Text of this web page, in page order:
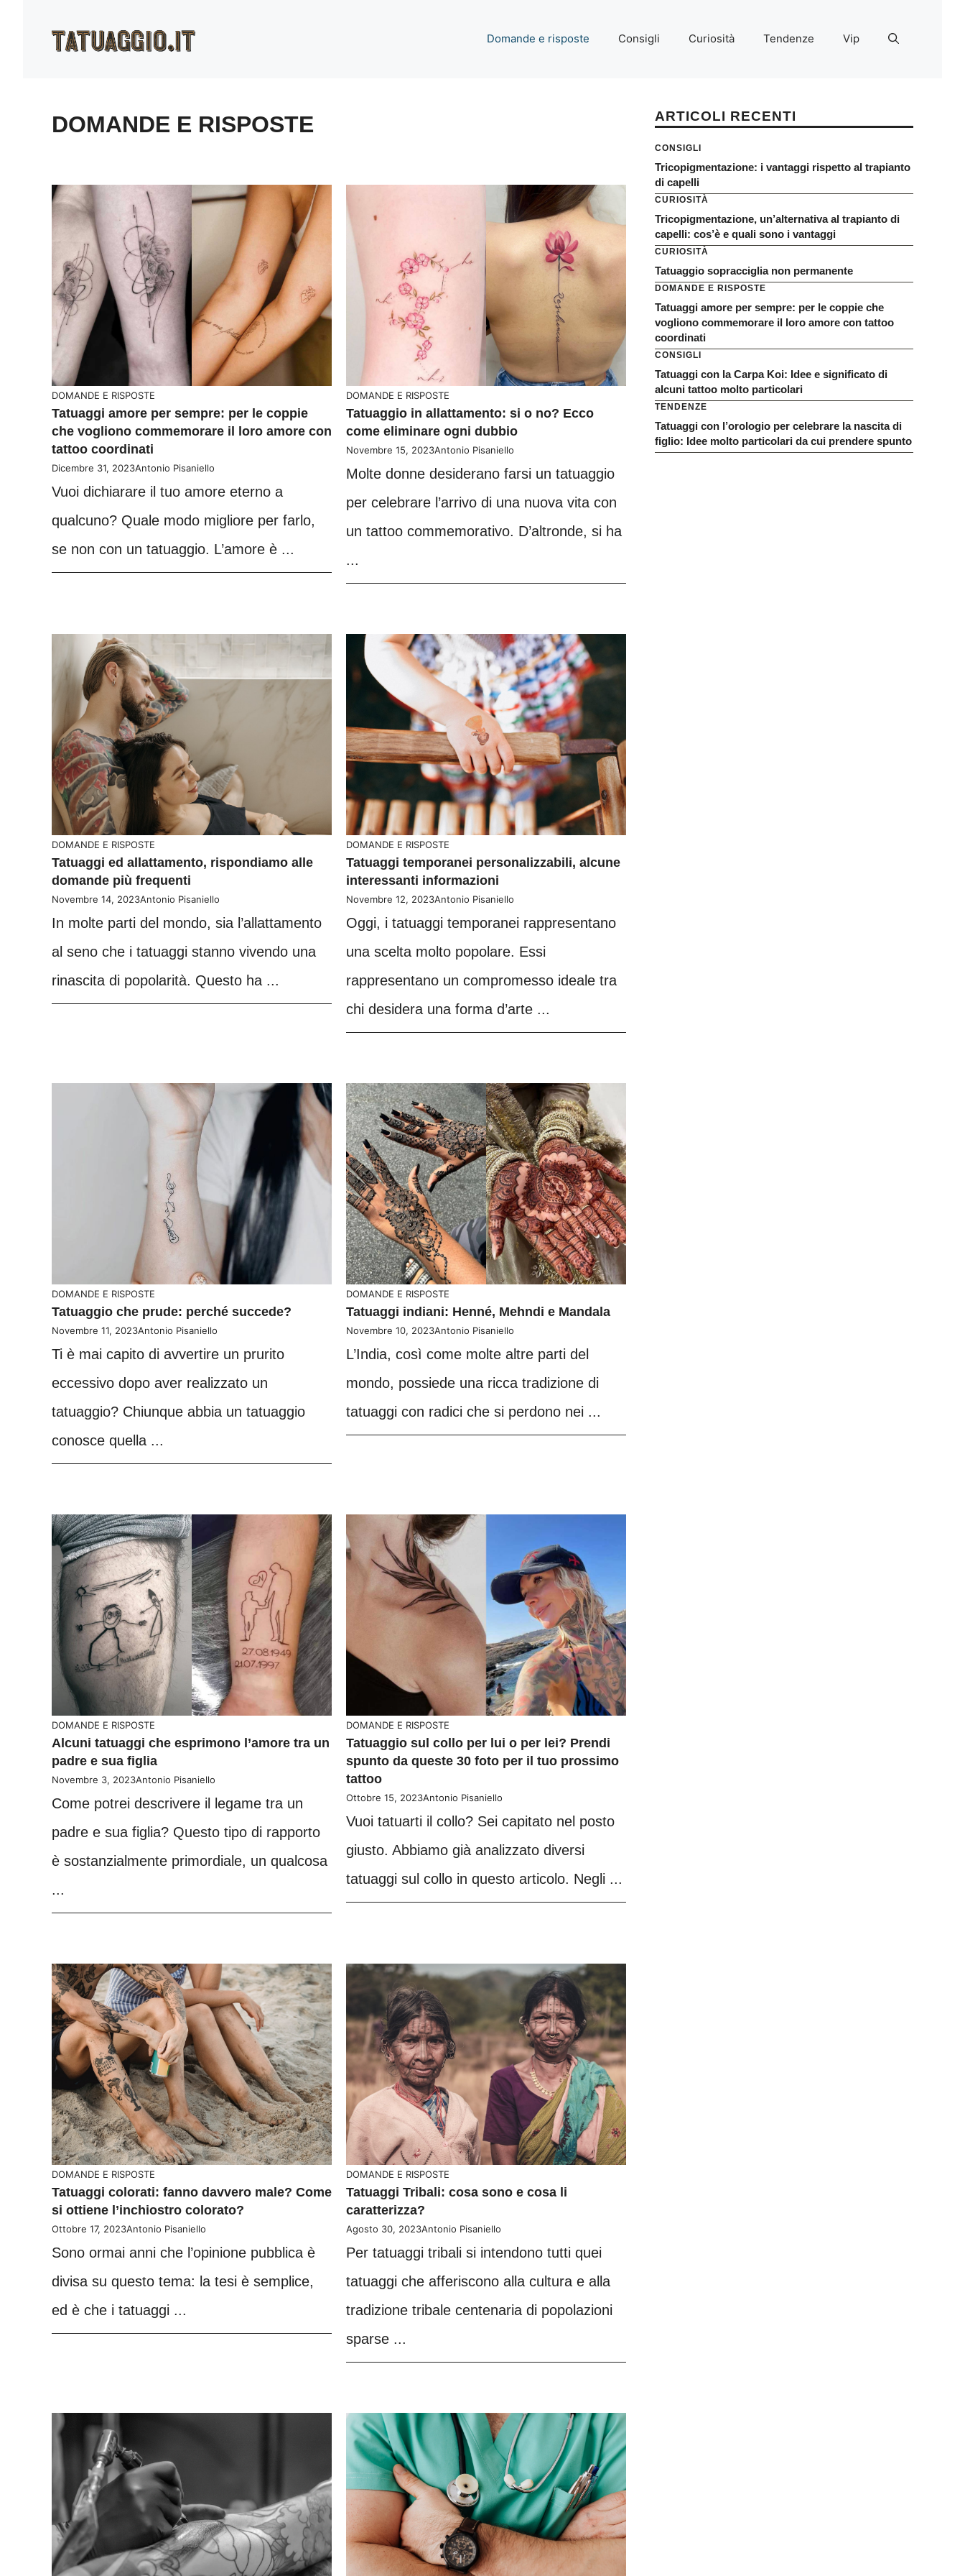
Domande e risposte Consigli Curiosità Tendenze Vip
DOMANDE E RISPOSTE
DOMANDE E RISPOSTE
Tatuaggi amore per sempre: per le coppie
che vogliono commemorare il loro amore con
tattoo coordinati
Dicembre 31, 2023Antonio Pisaniello
Vuoi dichiarare il tuo amore eterno a
qualcuno? Quale modo migliore per farlo,
se non con un tatuaggio. L’amore è ...
DOMANDE E RISPOSTE
Tatuaggio in allattamento: si o no? Ecco
come eliminare ogni dubbio
Novembre 15, 2023Antonio Pisaniello
Molte donne desiderano farsi un tatuaggio
per celebrare l’arrivo di una nuova vita con
un tattoo commemorativo. D’altronde, si ha
...
DOMANDE E RISPOSTE
Tatuaggi ed allattamento, rispondiamo alle
domande più frequenti
Novembre 14, 2023Antonio Pisaniello
In molte parti del mondo, sia l’allattamento
al seno che i tatuaggi stanno vivendo una
rinascita di popolarità. Questo ha ...
DOMANDE E RISPOSTE
Tatuaggi temporanei personalizzabili, alcune
interessanti informazioni
Novembre 12, 2023Antonio Pisaniello
Oggi, i tatuaggi temporanei rappresentano
una scelta molto popolare. Essi
rappresentano un compromesso ideale tra
chi desidera una forma d’arte ...
DOMANDE E RISPOSTE
Tatuaggio che prude: perché succede?
Novembre 11, 2023Antonio Pisaniello
Ti è mai capito di avvertire un prurito
eccessivo dopo aver realizzato un
tatuaggio? Chiunque abbia un tatuaggio
conosce quella ...
DOMANDE E RISPOSTE
Tatuaggi indiani: Henné, Mehndi e Mandala
Novembre 10, 2023Antonio Pisaniello
L’India, così come molte altre parti del
mondo, possiede una ricca tradizione di
tatuaggi con radici che si perdono nei ...
DOMANDE E RISPOSTE
Alcuni tatuaggi che esprimono l’amore tra un
padre e sua figlia
Novembre 3, 2023Antonio Pisaniello
Come potrei descrivere il legame tra un
padre e sua figlia? Questo tipo di rapporto
è sostanzialmente primordiale, un qualcosa
...
DOMANDE E RISPOSTE
Tatuaggio sul collo per lui o per lei? Prendi
spunto da queste 30 foto per il tuo prossimo
tattoo
Ottobre 15, 2023Antonio Pisaniello
Vuoi tatuarti il collo? Sei capitato nel posto
giusto. Abbiamo già analizzato diversi
tatuaggi sul collo in questo articolo. Negli ...
DOMANDE E RISPOSTE
Tatuaggi colorati: fanno davvero male? Come
si ottiene l’inchiostro colorato?
Ottobre 17, 2023Antonio Pisaniello
Sono ormai anni che l’opinione pubblica è
divisa su questo tema: la tesi è semplice,
ed è che i tatuaggi ...
DOMANDE E RISPOSTE
Tatuaggi Tribali: cosa sono e cosa li
caratterizza?
Agosto 30, 2023Antonio Pisaniello
Per tatuaggi tribali si intendono tutti quei
tatuaggi che afferiscono alla cultura e alla
tradizione tribale centenaria di popolazioni
sparse ...
ARTICOLI RECENTI
CONSIGLI
Tricopigmentazione: i vantaggi rispetto al trapianto
di capelli
CURIOSITÀ
Tricopigmentazione, un’alternativa al trapianto di
capelli: cos’è e quali sono i vantaggi
CURIOSITÀ
Tatuaggio sopracciglia non permanente
DOMANDE E RISPOSTE
Tatuaggi amore per sempre: per le coppie che
vogliono commemorare il loro amore con tattoo
coordinati
CONSIGLI
Tatuaggi con la Carpa Koi: Idee e significato di
alcuni tattoo molto particolari
TENDENZE
Tatuaggi con l’orologio per celebrare la nascita di
figlio: Idee molto particolari da cui prendere spunto